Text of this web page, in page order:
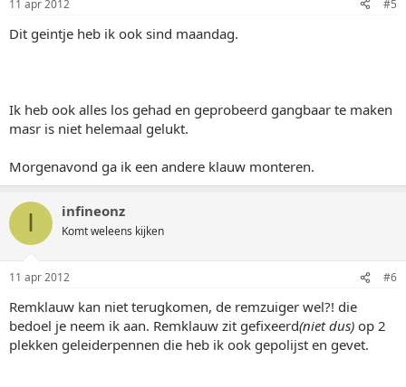
11 apr 2012 #5
Dit geintje heb ik ook sind maandag.
Ik heb ook alles los gehad en geprobeerd gangbaar te maken
masr is niet helemaal gelukt.
Morgenavond ga ik een andere klauw monteren.
I infineonz
Komt weleens kijken
11 apr 2012 #6
Remklauw kan niet terugkomen, de remzuiger wel?! die
bedoel je neem ik aan. Remklauw zit gefixeerd(niet dus) op 2
plekken geleiderpennen die heb ik ook gepolijst en gevet.